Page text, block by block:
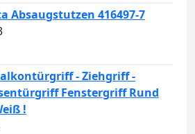
Absaugstutzen 416497-7
- Ziehgriff -
Fenstergriff Rund
!